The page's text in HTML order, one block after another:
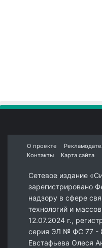
О проекте
Контакты
Карта сайта
Сетевое издание
зарегистрировано
надзору в сфере
технологий и
12.07.2024 г.,
серия ЭЛ № ФС 77 -
Евстафьева Олеся